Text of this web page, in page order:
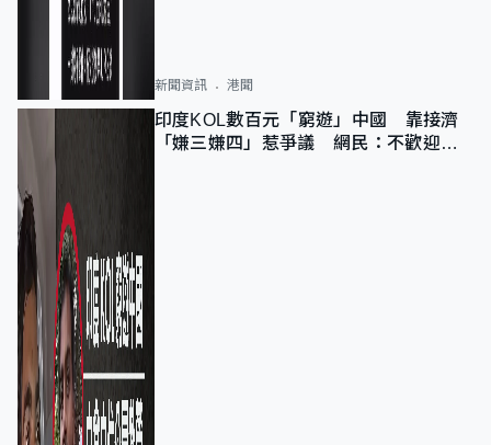
新聞資訊 港聞
印度KOL數百元「窮遊」中國 靠接濟
「嫌三嫌四」惹爭議 網民：不歡迎劣